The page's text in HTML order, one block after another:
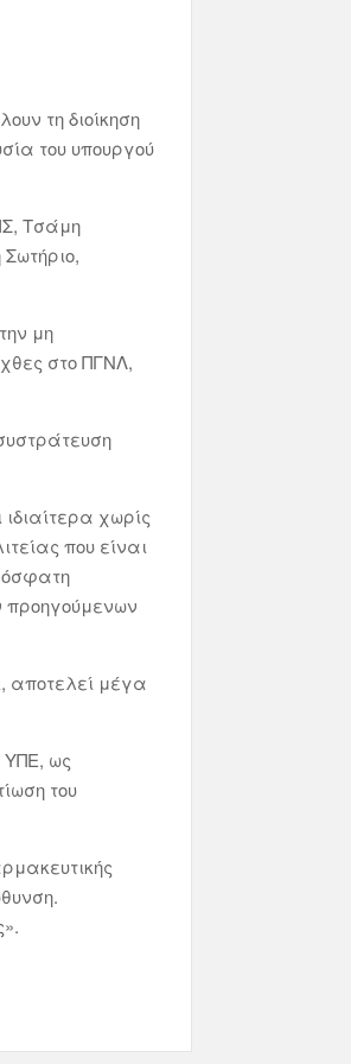
τη διοίκηση
του υπουργού
Τσάμη
μη
στο ΠΓΝΛ,
χωρίς
που είναι
προηγούμενων
αποτελεί μέγα
ΥΠΕ, ως
του